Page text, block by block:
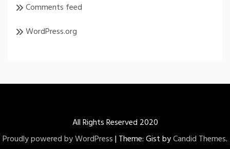
Comments feed
WordPress.org
All Rights Reserved 2020
Proudly powered by WordPress| Theme: Gist byCandid Themes.